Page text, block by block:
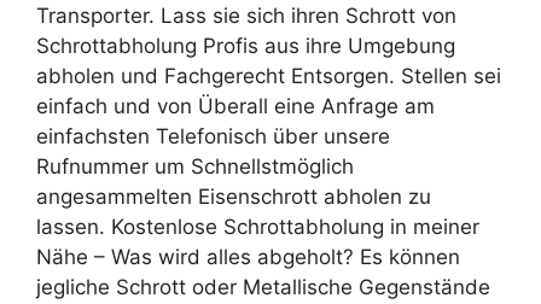
Transporter. Lass sie sich ihren Schrott von
Schrottabholung Profis aus ihre Umgebung
abholen und Fachgerecht Entsorgen. Stellen sei
einfach und von Überall eine Anfrage am
einfachsten Telefonisch über unsere
Rufnummer um Schnellstmöglich
angesammelten Eisenschrott abholen zu
lassen. Kostenlose Schrottabholung in meiner
Nähe – Was wird alles abgeholt? Es können
jegliche Schrott oder Metallische Gegenstände